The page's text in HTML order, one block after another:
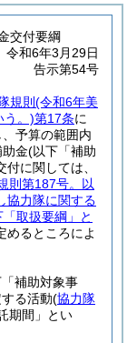
交付要綱
令和6年3月29日
告示第54号
規則 (令和6年美
う。)第17条に
予算の範囲内
金(以下「補助
に関しては、
則第187号。以
協力隊に関する
取扱要綱」と
めるところによ
補助対象事
る活動(協力隊
期間」とい